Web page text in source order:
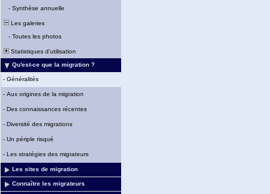
- Synthèse annuelle
Les galeries
- Toutes les photos
Statistiques d'utilisation
Qu'est-ce que la migration ?
- Généralités
- Aux origines de la migration
- Des connaissances récentes
- Diversité des migrations
- Un périple risqué
- Les stratégies des migrateurs
Les sites de migration
Connaître les migrateurs